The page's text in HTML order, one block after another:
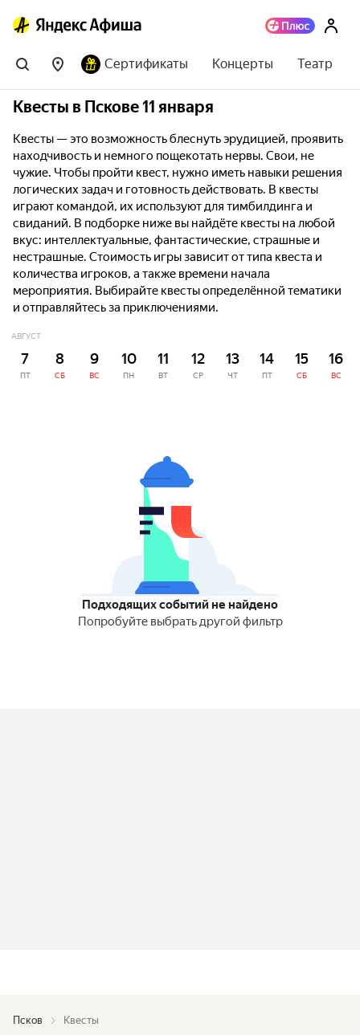
Сертификаты Концерты Театр
Квесты в Пскове 11 января
Квесты — это возможность блеснуть эрудицией, проявить
находчивость и немного пощекотать нервы. Свои, не
чужие. Чтобы пройти квест, нужно иметь навыки решения
логических задач и готовность действовать. В квесты
играют командой, их используют для тимбилдинга и
свиданий. В подборке ниже вы найдёте квесты на любой
вкус: интеллектуальные, фантастические, страшные и
нестрашные. Стоимость игры зависит от типа квеста и
количества игроков, а также времени начала
мероприятия. Выбирайте квесты определённой тематики
и отправляйтесь за приключениями.
АВГУСТ
7
ПТ
8
СБ
9
ВС
10
ПН
11
ВТ
12
СР
13
ЧТ
14
ПТ
15
СБ
16
ВС
Подходящих событий не найдено
Попробуйте выбрать другой фильтр
Псков Квесты